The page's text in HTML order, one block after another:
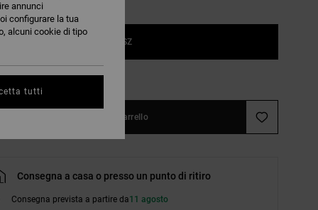
1SZ
la guida alle taglie
Aggiungi al carrello
Consegna a casa o presso un punto di ritiro
Consegna prevista a partire da11 agosto
annunci
configurare la tua
alcuni cookie di tipo
tutti